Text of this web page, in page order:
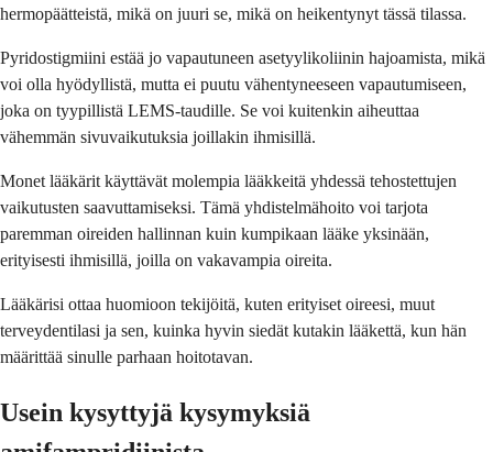
hermopäätteistä, mikä on juuri se, mikä on heikentynyt tässä tilassa.
Pyridostigmiini estää jo vapautuneen asetyylikoliinin hajoamista, mikä
voi olla hyödyllistä, mutta ei puutu vähentyneeseen vapautumiseen,
joka on tyypillistä LEMS-taudille. Se voi kuitenkin aiheuttaa
vähemmän sivuvaikutuksia joillakin ihmisillä.
Monet lääkärit käyttävät molempia lääkkeitä yhdessä tehostettujen
vaikutusten saavuttamiseksi. Tämä yhdistelmähoito voi tarjota
paremman oireiden hallinnan kuin kumpikaan lääke yksinään,
erityisesti ihmisillä, joilla on vakavampia oireita.
Lääkärisi ottaa huomioon tekijöitä, kuten erityiset oireesi, muut
terveydentilasi ja sen, kuinka hyvin siedät kutakin lääkettä, kun hän
määrittää sinulle parhaan hoitotavan.
Usein kysyttyjä kysymyksiä